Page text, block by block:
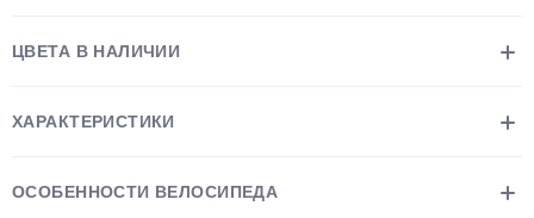
ЦВЕТА В НАЛИЧИИ
ХАРАКТЕРИСТИКИ
ОСОБЕННОСТИ ВЕЛОСИПЕДА